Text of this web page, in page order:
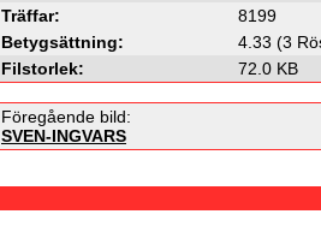
Träffar:
8199
Betygsättning:
4.33 (3
Filstorlek:
72.0 KB
Föregående bild:
SVEN-INGVARS